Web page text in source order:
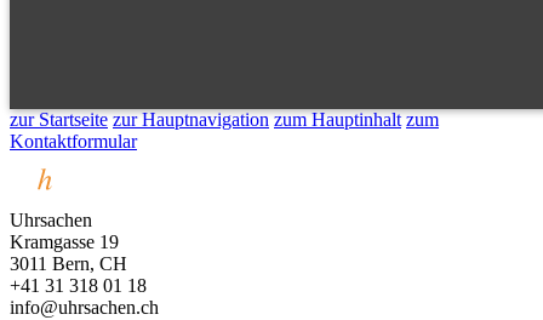
zur Startseite zur Hauptnavigation zum Hauptinhalt zum
Kontaktformular
Uhrsachen
Kramgasse 19
3011 Bern, CH
+41 31 318 01 18
info@uhrsachen.ch